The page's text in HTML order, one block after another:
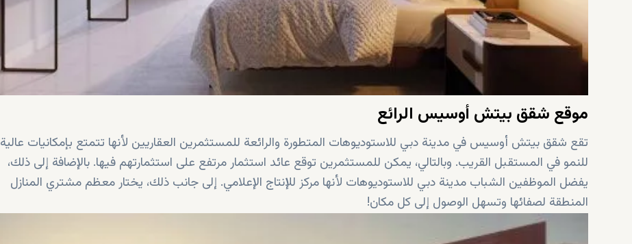
موقع شقق بيتش أوسيس الرائع
تقع شقق بيتش أوسيس في مدينة دبي للاستوديوهات المتطورة والرائعة للمستثمرين العقاريين لأنها تتمتع بإمكانيات عالية
للنمو في المستقبل القريب. وبالتالي، يمكن للمستثمرين توقع عائد استثمار مرتفع على استثمارتهم فيها. بالإضافة إلى ذلك،
يفضل الموظفين الشباب مدينة دبي للاستوديوهات لأنها مركز للإنتاج الإعلامي. إلى جانب ذلك، يختار معظم مشتري المنازل
المنطقة لصفائها وتسهل الوصول إلى كل مكان!